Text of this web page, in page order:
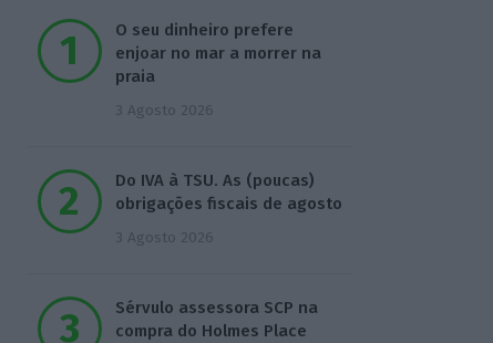
O seu dinheiro prefere
enjoar no mar a morrer na
praia
3 Agosto 2026
Do IVA à TSU. As (poucas)
obrigações fiscais de agosto
3 Agosto 2026
Sérvulo assessora SCP na
compra do Holmes Place